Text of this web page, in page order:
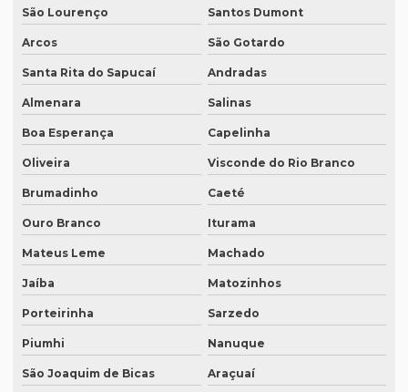
Empresa de tradução de sites em inglês
Empresa de tradução sp
Empresa de tradução técnica
Empresa de tradução técnica em inglês
Empresa de tradução de textos
Empresa tradutora juramentada
Empresa tradutora juramentada em brasília
Empresa tradutora juramentada em recife
Empresa de tradutores juramentados em fortaleza
Empresa de transcrição de audio
São Lourenço Santos Dumont
Arcos São Gotardo
Santa Rita do Sapucaí Andradas
Almenara Salinas
Boa Esperança Capelinha
Oliveira Visconde do Rio Branco
Brumadinho Caeté
Ouro Branco Iturama
Mateus Leme Machado
Jaíba Matozinhos
Porteirinha Sarzedo
Piumhi Nanuque
São Joaquim de Bicas Araçuaí